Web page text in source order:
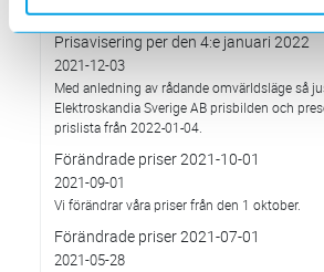
Med anledning av stigande komponent- och
Prisavisering per den 4:e januari 2022
2021-12-03
Med anledning av rådande omvärldsläge så
Elektroskandia Sverige AB prisbilden och
prislista från 2022-01-04.
Förändrade priser 2021-10-01
2021-09-01
Vi förändrar våra priser från den 1 oktober.
Förändrade priser 2021-07-01
2021-05-28